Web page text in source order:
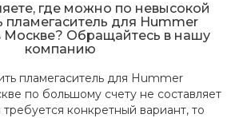
где можно по невысокой
пламегаситель для Hummer
Москве? Обращайтесь в нашу
компанию
пламегаситель для Hummer
по большому счету не составляет
конкретный вариант, то